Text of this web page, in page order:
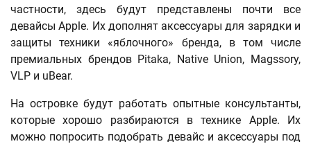
частности, здесь будут представлены почти все
девайсы Apple. Их дополнят аксессуары для зарядки и
защиты техники «яблочного» бренда, в том числе
премиальных брендов Pitaka, Native Union, Magssory,
VLP и uBear.
На островке будут работать опытные консультанты,
которые хорошо разбираются в технике Apple. Их
можно попросить подобрать девайс и аксессуары под